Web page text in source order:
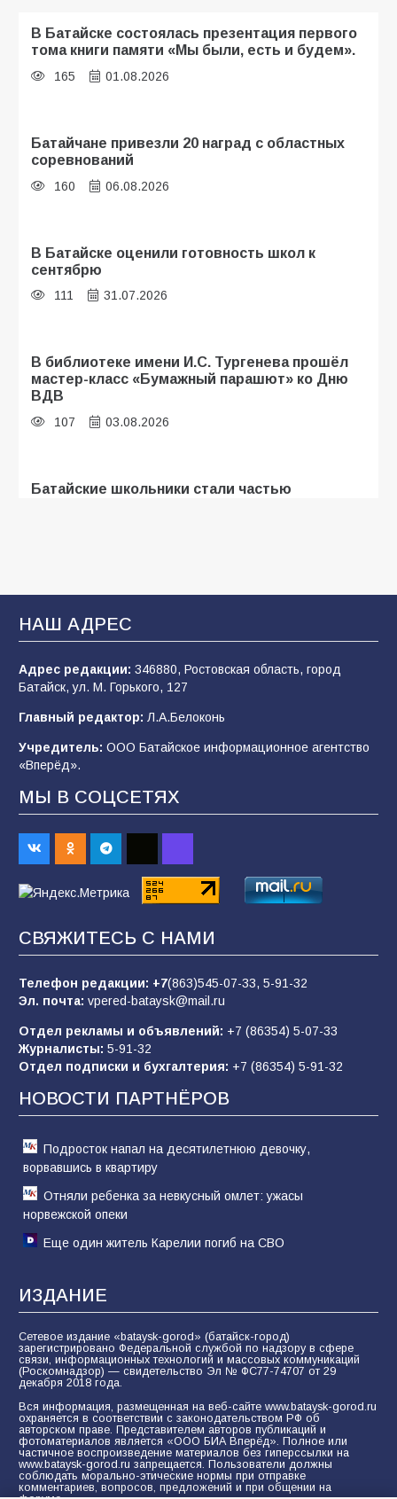
В Батайске состоялась презентация первого
тома книги памяти «Мы были, есть и будем».
165 01.08.2026
Батайчане привезли 20 наград с областных
соревнований
160 06.08.2026
В Батайске оценили готовность школ к
сентябрю
111 31.07.2026
В библиотеке имени И.С. Тургенева прошёл
мастер-класс «Бумажный парашют» ко Дню
ВДВ
107 03.08.2026
Батайские школьники стали частью
«Мобилизация или набор?» Что на самом
деле происходит в армии России в августе
2026 года
В Батайске продолжаются дорожные работы
98 04.08.2026
«Пургу нести — не поля переходить»: почему
заявления о мобилизации — это
пропагандистский вброс
01.08.2026
Будет ли мобилизация в России в 2026 году
84 06.08.2026
«Слухами Москву не возьмёшь»: почему
заявления Киева о мобилизации — это
отчаяние, а не разведка
81 02.08.2026
НАШ АДРЕС
Адрес редакции: 346880, Ростовская область, город
Батайск, ул. М. Горького, 127
Главный редактор: Л.А.Белоконь
Учредитель: ООО Батайское информационное агентство
«Вперёд».
МЫ В СОЦСЕТЯХ
СВЯЖИТЕСЬ С НАМИ
Телефон редакции: +7(863)545-07-33, 5-91-32
Эл. почта: vpered-bataysk@mail.ru
Отдел рекламы и объявлений: +7 (86354) 5-07-33
Журналисты: 5-91-32
Отдел подписки и бухгалтерия: +7 (86354) 5-91-32
НОВОСТИ ПАРТНЁРОВ
Подросток напал на десятилетнюю девочку,
ворвавшись в квартиру
Отняли ребенка за невкусный омлет: ужасы
норвежской опеки
Еще один житель Карелии погиб на СВО
ИЗДАНИЕ
Сетевое издание «bataysk-gorod» (батайск-город)
зарегистрировано Федеральной службой по надзору в сфере
связи, информационных технологий и массовых коммуникаций
(Роскомнадзор) — свидетельство Эл № ФС77-74707 от 29
декабря 2018 года.
Вся информация, размещенная на веб-сайте www.bataysk-gorod.ru
охраняется в соответствии с законодательством РФ об
авторском праве. Представителем авторов публикаций и
фотоматериалов является «ООО БИА Вперёд». Полное или
частичное воспроизведение материалов без гиперссылки на
www.bataysk-gorod.ru запрещается. Пользователи должны
соблюдать морально-этические нормы при отправке
комментариев, вопросов, предложений и при общении на